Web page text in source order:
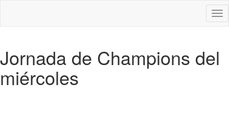
Jornada de Champions del
miércoles